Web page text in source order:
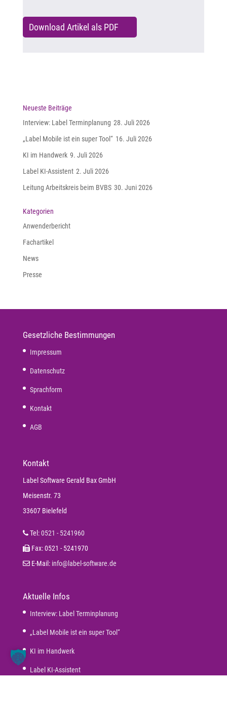
Download Artikel als PDF
Neueste Beiträge
Interview: Label Terminplanung 28. Juli 2026
„Label Mobile ist ein super Tool“ 16. Juli 2026
KI im Handwerk 9. Juli 2026
Label KI-Assistent 2. Juli 2026
Leitung Arbeitskreis beim BVBS 30. Juni 2026
Kategorien
Anwenderbericht
Fachartikel
News
Presse
Gesetzliche Bestimmungen
Impressum
Datenschutz
Sprachform
Kontakt
AGB
Kontakt
Label Software Gerald Bax GmbH
Meisenstr. 73
33607 Bielefeld
Tel:0521 - 5241960
Fax: 0521 - 5241970
E-Mail: info@label-software.de
Aktuelle Infos
Interview: Label Terminplanung
„Label Mobile ist ein super Tool“
KI im Handwerk
Label KI-Assistent